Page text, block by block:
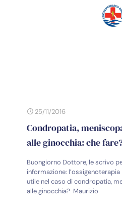
25/11/2016
Condropatia,
alle ginocchia: che
Buongiorno Dottore, le scrivo
informazione:
utile nel caso di condropatia,
alle ginocchia? Maurizio